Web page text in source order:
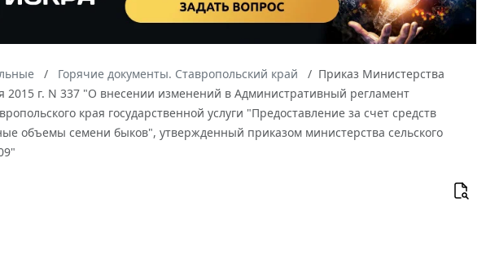
Горячие документы. Ставропольский край
Приказ Министерства
2015 г. N 337 "О внесении изменений в Административный регламент
края государственной услуги "Предоставление за счет средств
объемы семени быков", утвержденный приказом министерства сельского